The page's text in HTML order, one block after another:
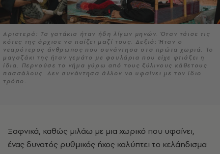
Αριστερά: Τα γατάκια ήταν ήδη λίγων μηνών. Όταν τάισε τις
κότες της άρχισε να παίζει μαζί τους. Δεξιά: Ήταν ο
νεαρότερος άνθρωπος που συνάντησα στα πρώτα χωριά. Το
μαγαζάκι της ήταν γεμάτο με φουλάρια που είχε φτιάξει η
ίδια. Περνούσε το νήμα γύρω από τους ξύλινους κάθετους
πασσάλους. Δεν συνάντησα άλλον να υφαίνει με τον ίδιο
τρόπο.
Ξαφνικά, καθώς μιλάω με μια χωρικό που υφαίνει,
ένας δυνατός ρυθμικός ήχος καλύπτει το κελάηδισμα